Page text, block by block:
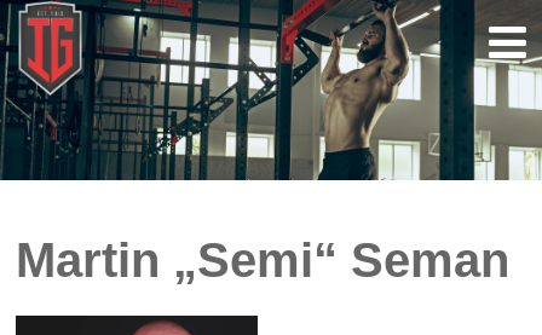
Martin „Semi“ Seman